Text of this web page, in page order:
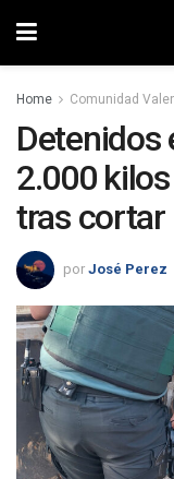
Home Comunidad
Detenidos
2.000
tras cortar
por José Perez